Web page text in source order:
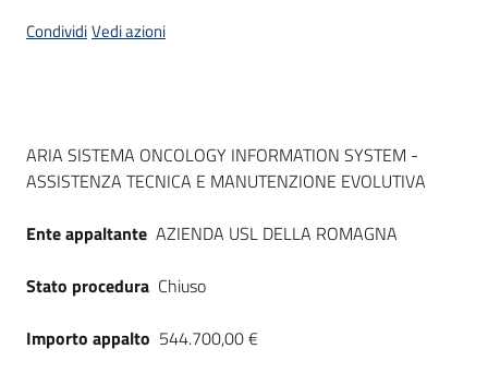
English
Seguici
su
CondividiVedi azioni
Dati del bando
ARIA SISTEMA ONCOLOGY INFORMATION SYSTEM -
ASSISTENZA TECNICA E MANUTENZIONE EVOLUTIVA
Ente appaltante AZIENDA USL DELLA ROMAGNA
Stato procedura Chiuso
Importo appalto 544.700,00 €